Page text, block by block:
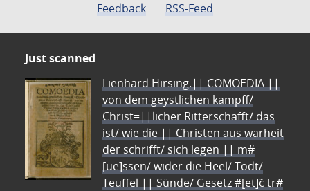
Feedback
RSS-Feed
Just scanned
Lienhard Hirsing.|| COMOEDIA ||
von dem geystlichen kampff/
Christ=||licher Ritterschafft/ das
ist/ wie die || Christen aus warheit
der schrifft/ sich legen || m#
[ue]ssen/ wider die Heel/ Todt/
Teuffel || Sünde/ Gesetz #[et]c̃ tr#